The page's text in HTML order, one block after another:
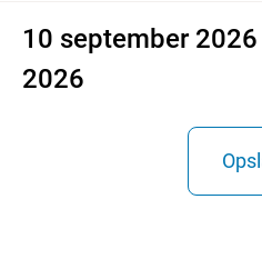
10 september
2026